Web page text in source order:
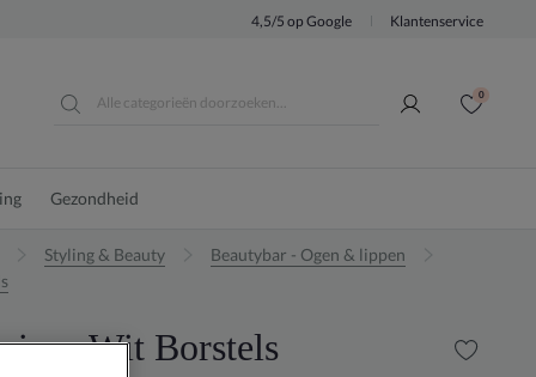
4,5/5 op Google Klantenservice
0
Gezondheid
Styling & Beauty
Beautybar - Ogen & lippen
iss - Wit Borstels